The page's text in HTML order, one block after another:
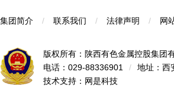
集团简介 / 联系我们 / 法律声明 / 网
版权所有：陕西有色金属控股集团
电话：029-88336901
/
地址：西
技术支持： 网是科技